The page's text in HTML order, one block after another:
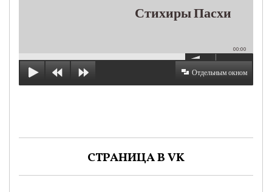
Стихиры Пасхи
00:00
Отдельным окном
СТРАНИЦА В VK